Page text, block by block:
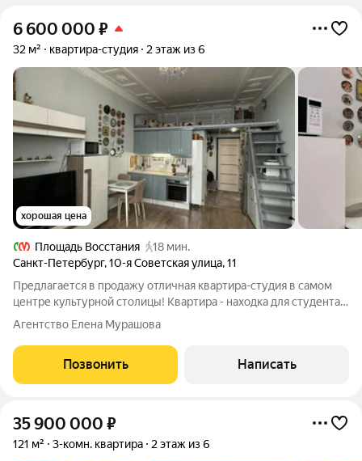
6 600 000 ₽
32 м² квартира-студия 2 этаж из 6
хорошая цена
Площадь Восстания
18 мин.
Санкт-Петербург,10-я Советская улица,11
Предлагается в продажу отличная квартира-студия в самом
центре культурной столицы! Квартира - находка для студента,
для тех, кто любит тихую спокойную жизнь в центре города. В
квартире есть все, что нужно для комфортной жизни, это ваш
островок уюта и
Агентство Елена Мурашова
Позвонить Написать
35 900 000 ₽
121 м² 3-комн. квартира 2 этаж из 6